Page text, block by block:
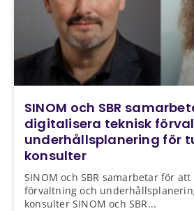
SINOM och SBR
digitalisera teknisk
underhållsplanering för
konsulter
SINOM och SBR samarbetar för
förvaltning och
konsulter SINOM och SBR